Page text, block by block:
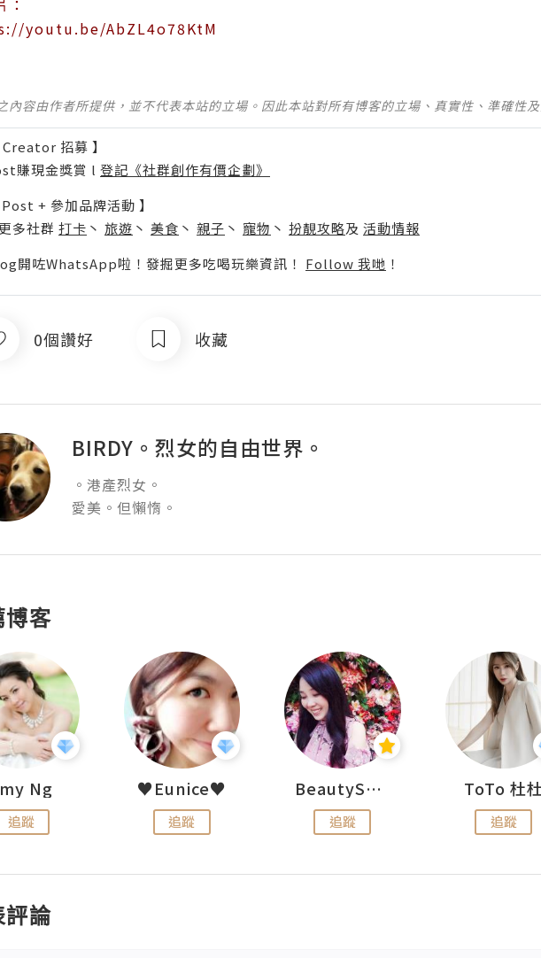
：
youtu.be/AbZL4o78KtM
內容由作者所提供，並不代表本站的立場。因此本站對所有博客的立場、真實性、準確性
Creator 招募 】
賺現金獎賞 l 登記《社群創作有價企劃》
Post + 參加品牌活動 】
多社群 打卡 丶 旅遊 丶 美食 丶 親子 丶 寵物 丶 扮靚攻略及 活動情報
開咗WhatsApp啦！發掘更多吃喝玩樂資訊！ Follow 我哋 ！
0個讚好 收藏
BIRDY。烈女的自由世界。
。港產烈女。
愛美。但懶惰。
博客
Ng
追蹤
♥Eunice♥
追蹤
BeautySearch
追蹤
ToTo 杜
追蹤
評論